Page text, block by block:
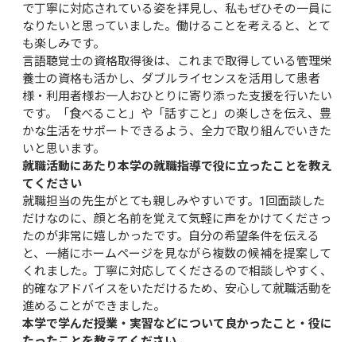
で丁寧に対応されている姿を拝見し、私もぜひその一員に
なりたいと思っていました。働けることを考えると、とて
も楽しみです。
言語聴覚士の資格取得後は、これまで取得している管理栄
養士の資格も活かし、ダブルライセンスを活用して患者
様・利用者様お一人おひとりに寄り添った支援を行いたい
です。「食べること」や「話すこと」の楽しさを伝え、豊
かな生活をサポートできるよう、全力で取り組んでいきた
いと思います。
就職活動にあたり本学の就職指導で役に立ったことを教え
てください
就職担当の先生がとても親しみやすいです。1回面談した
だけなのに、顔と名前を覚えて気軽に声をかけてくださっ
たのが非常に嬉しかったです。自分の希望条件を伝える
と、一緒にホームページを見ながら複数の候補を提案して
くれました。丁寧に対応してくださるので相談しやすく、
的確なアドバイスをいただけるため、安心して就職活動を
進めることができました。
本学で学んだ授業・実習などについて良かったこと・役に